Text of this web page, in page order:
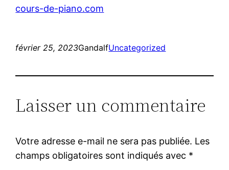
cours-de-piano.com
février 25, 2023GandalfUncategorized
Laisser un commentaire
Votre adresse e-mail ne sera pas publiée. Les
champs obligatoires sont indiqués avec *